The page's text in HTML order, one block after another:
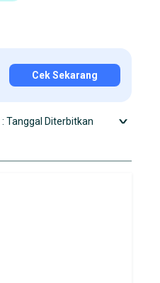
Cek Sekarang
: Tanggal Diterbitkan